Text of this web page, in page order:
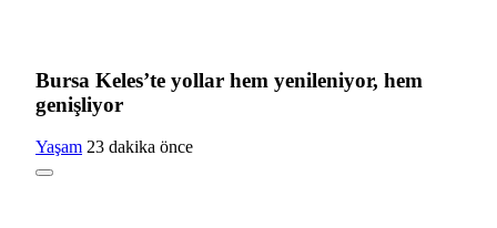
Bursa Keles’te yollar hem yenileniyor, hem
genişliyor
Yaşam 23 dakika önce